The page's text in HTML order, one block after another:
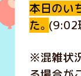
本日のい
た。 (9:02
※混雑状